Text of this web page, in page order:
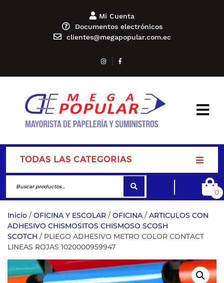
Mi Cuenta
Documentos electrónicos
clientes@megapopular.com.ec
TODAS LAS CATEGORIAS
0
Inicio / OFICINA Y ESCOLAR / OFICINA / ARTICULOS CON
ADHESIVO CHISMOSITOS CHISMOSO SCOSH
SCOTCH / PLIEGO ADHESIVO METRO COLOR CONTACT
LINEAS ROJAS 1020000959947